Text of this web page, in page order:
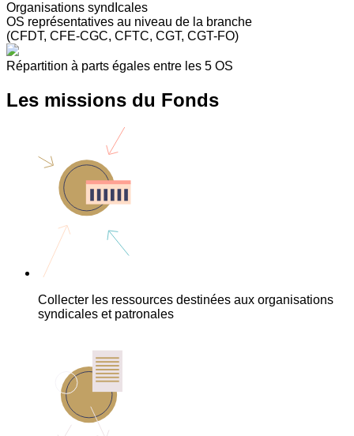
Organisations syndIcales
OS représentatives au niveau de la branche
(CFDT, CFE-CGC, CFTC, CGT, CGT-FO)
Répartition à parts égales entre les 5 OS
Les missions du Fonds
Collecter les ressources destinées aux organisations
syndicales et patronales